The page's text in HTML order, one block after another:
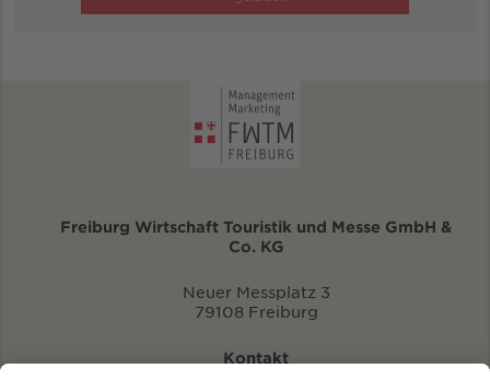
Freiburg Wirtschaft Touristik und Messe GmbH &
Co. KG
Neuer Messplatz 3
79108 Freiburg
Kontakt